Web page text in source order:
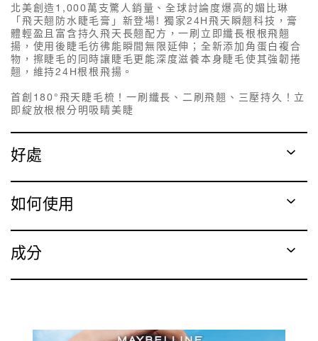
北美創造1,000萬支驚人銷量、全球討論度爆高的媚比琳
「飛天翹防水睫毛膏」新登場! 獨家24H飛天瞬翹科技，膏
體輕盈且富含持久飛天長翹配方，一刷立即纖長根根飛翹
揚，使用後睫毛彷彿能瞬間無限延伸；全新添加角蛋白複合
物，擦睫毛的同時讓睫毛更能深度滋養本身睫毛使其強韌捲
翹，維持24H根根飛揚。
首創180°飛天睫毛梳！一刷纖長、二刷飛翹、三壓持久！立
即綻放根根分明吸睛美睫
好處
如何使用
成分